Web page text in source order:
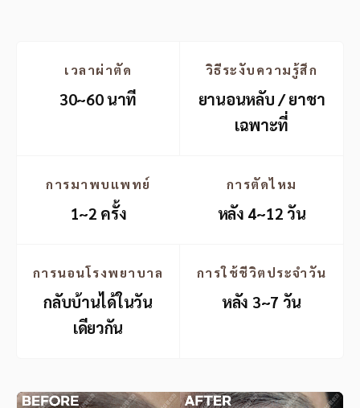
เวลาผ่าตัด
30~60 นาที
วิธีระงับความรู้สึก
ยานอนหลับ / ยาชา
เฉพาะที่
การมาพบแพทย์
1~2 ครั้ง
การตัดไหม
หลัง 4~12 วัน
การนอนโรงพยาบาล
กลับบ้านได้ในวัน
เดียวกัน
การใช้ชีวิตประจำวัน
หลัง 3~7 วัน